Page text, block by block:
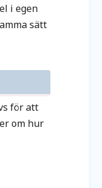
i egen
sätt
för att
om hur